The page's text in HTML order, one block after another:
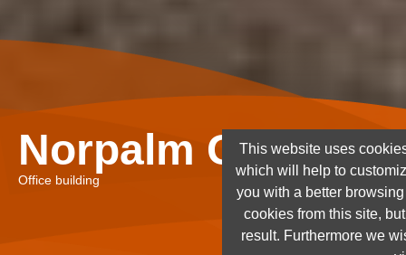
Norpalm Ghana
Office building
This website uses
which will help to
you with a better
cookies from this site,
result. Furthermore we